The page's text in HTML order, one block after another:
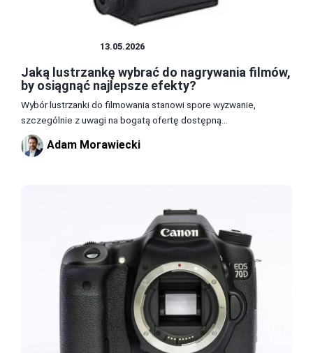
13.05.2026
Jaką lustrzankę wybrać do nagrywania filmów,
by osiągnąć najlepsze efekty?
Wybór lustrzanki do filmowania stanowi spore wyzwanie,
szczególnie z uwagi na bogatą ofertę dostępną...
Adam Morawiecki